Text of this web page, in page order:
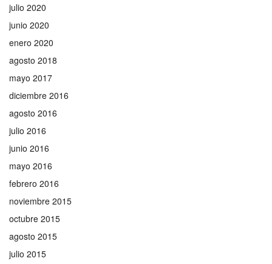
julio 2020
junio 2020
enero 2020
agosto 2018
mayo 2017
diciembre 2016
agosto 2016
julio 2016
junio 2016
mayo 2016
febrero 2016
noviembre 2015
octubre 2015
agosto 2015
julio 2015